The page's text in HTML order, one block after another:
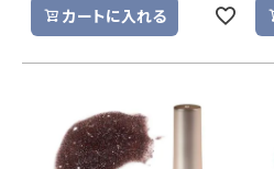
カートに入れる